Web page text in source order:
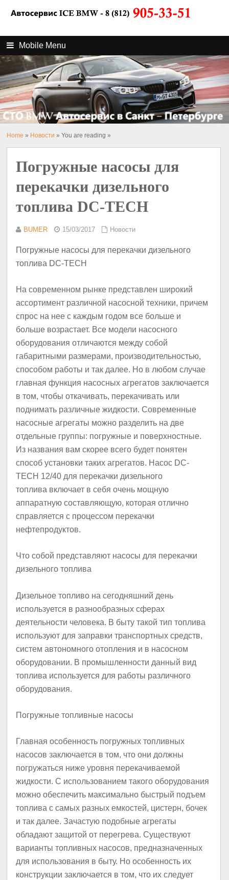
Mobile Menu
Home » Новости » You are reading »
Погружные насосы для
перекачки дизельного
топлива DC-TECH
BUMER 15/03/2017 Новости
Погружные насосы для перекачки дизельного
топлива DC-TECH
На современном рынке представлен широкий
ассортимент различной насосной техники, причем
спрос на нее с каждым годом все больше и
больше возрастает. Все модели насосного
оборудования отличаются между собой
габаритными размерами, производительностью,
способом работы и так далее. Но в любом случае
главная функция насосных агрегатов заключается
в том, чтобы откачивать, перекачивать или
поднимать различные жидкости. Современные
насосные агрегаты можно разделить на две
отдельные группы: погружные и поверхностные.
Из названия вам скорее всего будет понятен
способ установки таких агрегатов. Насос DC-
TECH 12/40 для перекачки дизельного
топлива включает в себя очень мощную
аппаратную составляющую, которая отлично
справляется с процессом перекачки
нефтепродуктов.
Что собой представляют насосы для перекачки
дизельного топлива
Дизельное топливо на сегодняшний день
используется в разнообразных сферах
деятельности человека. В быту такой тип топлива
используют для заправки транспортных средств,
систем автономного отопления и в насосном
оборудовании. В промышленности данный вид
топлива используется для работы различного
оборудования.
Погружные топливные насосы
Главная особенность погружных топливных
насосов заключается в том, что они должны
погружаться ниже уровня перекачиваемой
жидкости. С использованием такого оборудования
можно обеспечить максимально быстрый подъем
топлива с самых разных емкостей, цистерн, бочек
и так далее. Зачастую подобные агрегаты
обладают защитой от перегрева. Существуют
варианты топливных насосов, предназначенных
для использования в быту. Но особенность их
конструкции заключается в том, что их следует